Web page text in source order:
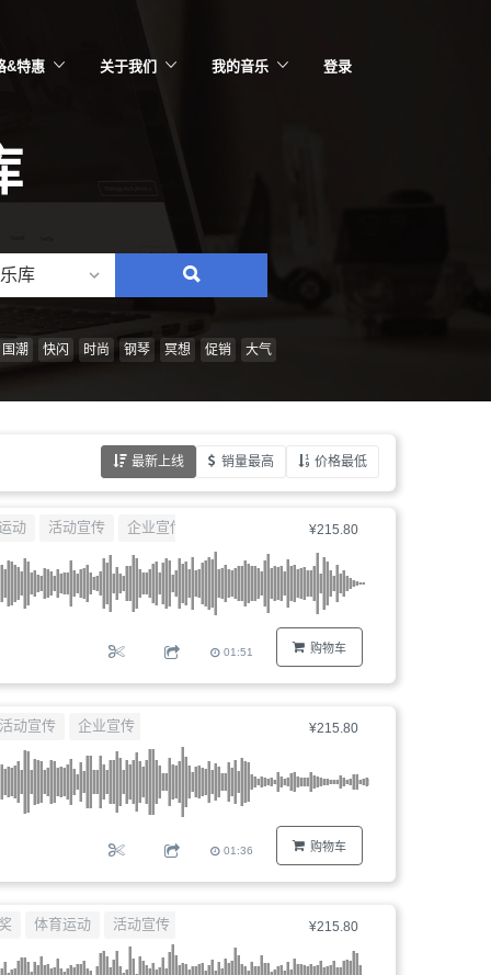
&特惠 关于我们 我的音乐 登录
库
搜
情
风
乐
件
编
国潮 快闪 时尚 钢琴 冥想 促销 大气
最新上线 销量最高 价格最低
¥215.80
购物车
动 活动宣传 企业宣传
01:51
¥215.80
购物车
动宣传 企业宣传
01:36
¥215.80
体育运动 活动宣传